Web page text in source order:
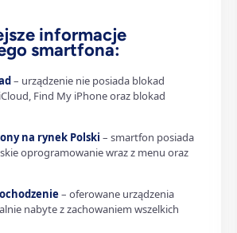
informacje
smartfona:
– urządzenie nie posiada blokad
Find My iPhone oraz blokad
na rynek Polski – smartfon posiada
oprogramowanie wraz z menu oraz
– oferowane urządzenia
nabyte z zachowaniem wszelkich